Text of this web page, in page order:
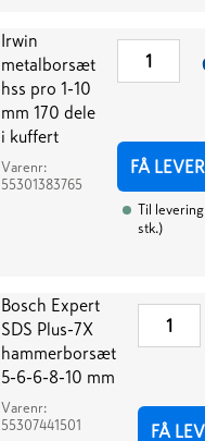
Irwin
metalborsæt
hss pro 1-10
mm 170 dele
i kuffert
Varenr:
55301383765
FÅ
Til levering
stk.)
Bosch Expert
SDS Plus-7X
hammerborsæt
5-6-6-8-10 mm
Varenr:
55307441501
FÅ